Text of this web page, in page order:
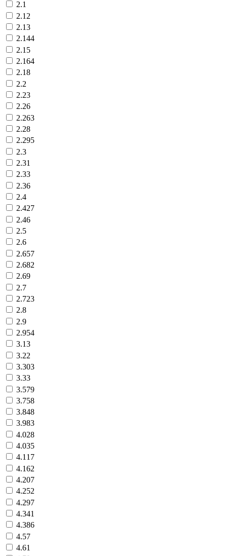
2.1
2.12
2.13
2.144
2.15
2.164
2.18
2.2
2.23
2.26
2.263
2.28
2.295
2.3
2.31
2.33
2.36
2.4
2.427
2.46
2.5
2.6
2.657
2.682
2.69
2.7
2.723
2.8
2.9
2.954
3.13
3.22
3.303
3.33
3.579
3.758
3.848
3.983
4.028
4.035
4.117
4.162
4.207
4.252
4.297
4.341
4.386
4.57
4.61